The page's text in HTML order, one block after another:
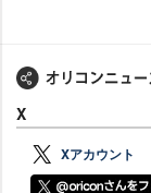
X
Xアカウント